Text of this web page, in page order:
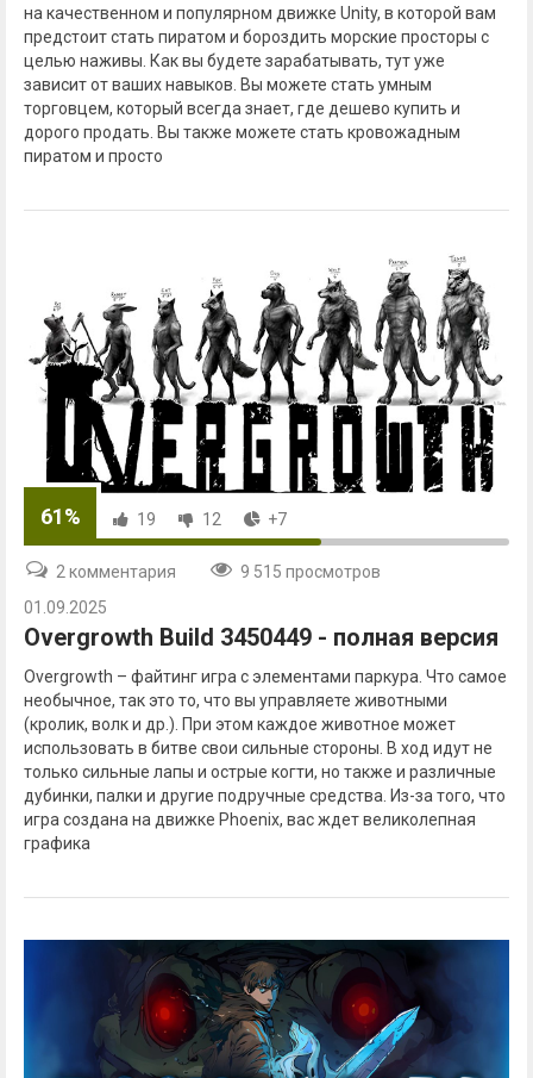
на качественном и популярном движке Unity, в которой вам
предстоит стать пиратом и бороздить морские просторы с
целью наживы. Как вы будете зарабатывать, тут уже
зависит от ваших навыков. Вы можете стать умным
торговцем, который всегда знает, где дешево купить и
дорого продать. Вы также можете стать кровожадным
пиратом и просто
61% 19 12 +7
2 комментария
9 515 просмотров
01.09.2025
Overgrowth Build 3450449 - полная версия
Overgrowth – файтинг игра с элементами паркура. Что самое
необычное, так это то, что вы управляете животными
(кролик, волк и др.). При этом каждое животное может
использовать в битве свои сильные стороны. В ход идут не
только сильные лапы и острые когти, но также и различные
дубинки, палки и другие подручные средства. Из-за того, что
игра создана на движке Phoenix, вас ждет великолепная
графика